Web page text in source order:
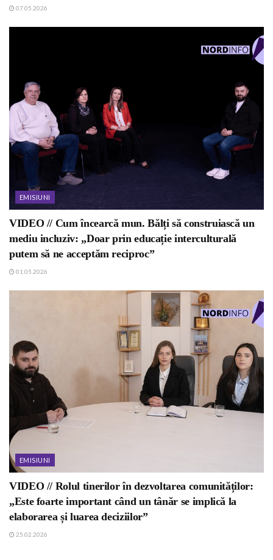
07.05.2026
EMISIUNI
VIDEO // Cum încearcă mun. Bălți să construiască un
mediu incluziv: „Doar prin educație interculturală
putem să ne acceptăm reciproc”
01.05.2026
EMISIUNI
VIDEO // Rolul tinerilor în dezvoltarea comunităților:
„Este foarte important când un tânăr se implică la
elaborarea și luarea deciziilor”
25.02.2026